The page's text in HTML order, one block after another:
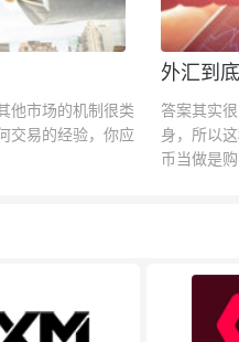
他市场的机制很类
交易的经验，你应
外汇到
答案其实
身，所以
币当做是